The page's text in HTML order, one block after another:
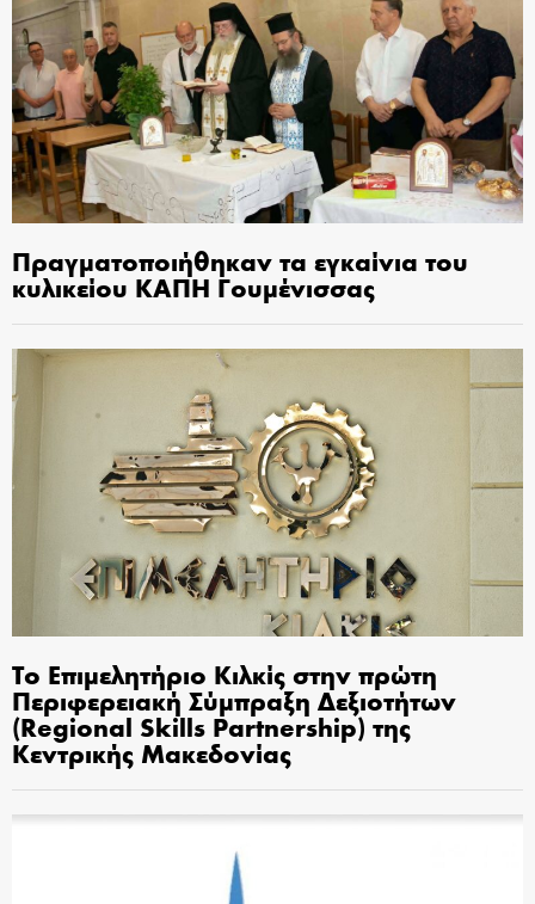
Πραγματοποιήθηκαν τα εγκαίνια του
κυλικείου ΚΑΠΗ Γουμένισσας
Το Επιμελητήριο Κιλκίς στην πρώτη
Περιφερειακή Σύμπραξη Δεξιοτήτων
(Regional Skills Partnership) της
Κεντρικής Μακεδονίας